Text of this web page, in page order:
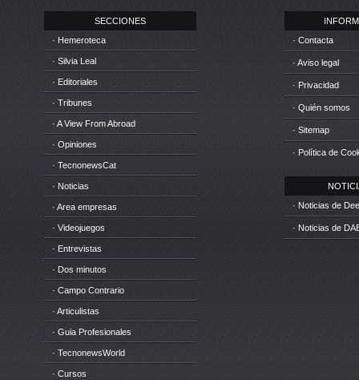
SECCIONES
· Hemeroteca
· Silvia Leal
· Editoriales
· Tribunes
· A View From Abroad
· Opiniones
· TecnonewsCat
· Noticias
· Area empresas
· Videojuegos
· Entrevistas
· Dos minutos
· Campo Contrario
· Articulistas
· Guia Profesionales
· TecnonewsWorld
· Cursos
· Contacta
· Aviso legal
· Privacidad
· Quién somos
· Sitemap
· Política de
· Noticias de
· Noticias de